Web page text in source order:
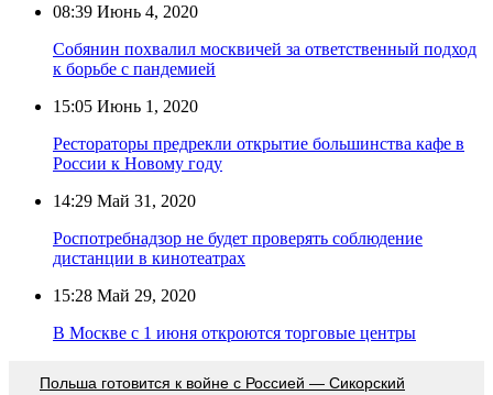
08:39 Июнь 4, 2020
Собянин похвалил москвичей за ответственный подход
к борьбе с пандемией
15:05 Июнь 1, 2020
Рестораторы предрекли открытие большинства кафе в
России к Новому году
14:29 Май 31, 2020
Роспотребнадзор не будет проверять соблюдение
дистанции в кинотеатрах
15:28 Май 29, 2020
В Москве с 1 июня откроются торговые центры
Польша готовится к войне с Россией — Сикорский